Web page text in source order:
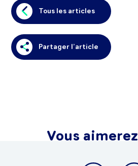
Tous les articles
Partager l’article
Vous aimerez